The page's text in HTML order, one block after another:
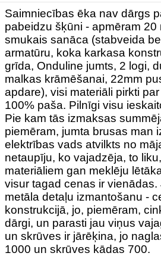
Saimniecības ēka nav dārgs
pabeidzu šķūni - apmēram 20
smukais sanāca (stabveida
armatūru, koka karkasa
grīda, Onduline jumts, 2 logi,
malkas krāmēšanai, 22mm
apdare), visi materiāli pirkti
100% paša. Pilnīgi visu
Pie kam tās izmaksas
piemēram, jumta brusas man
elektrības vads atvilkts no
netaupīju, ko vajadzēja, to
materiāliem gan meklēju
visur tagad cenas ir
metāla detaļu izmantošanu -
konstrukcijā, jo, piemēram,
dārgi, un parasti jau viņus
un skrūves ir jārēķina, jo
1000 un skrūves kādas 700.